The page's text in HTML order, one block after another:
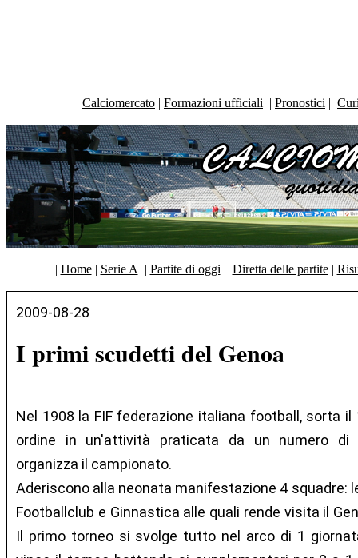
| Calciomercato | Formazioni ufficiali | Pronostici |
| Home| Serie A | Partite di oggi | Diretta delle partite|
2009-08-28
I primi scudetti del Genoa
Nel 1908 la FIF federazione italiana football, sorta
ordine in un'attività praticata da un numero di
organizza il campionato.
Aderiscono alla neonata manifestazione 4 squadre:
Footballclub e Ginnastica alle quali rende visita il
Il primo torneo si svolge tutto nel arco di 1